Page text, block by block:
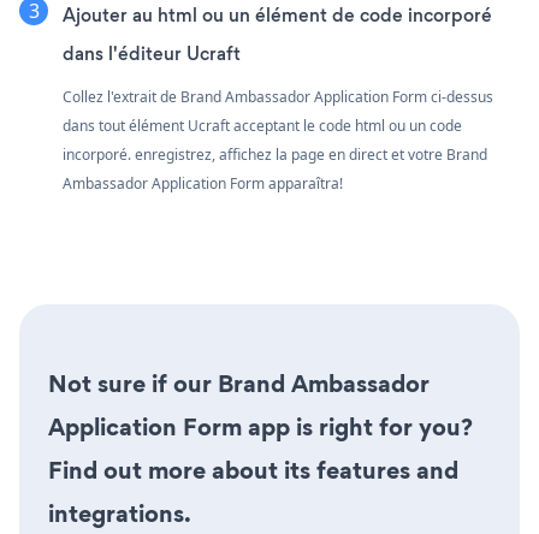
Ajouter au html ou un élément de code incorporé
dans l'éditeur Ucraft
Collez l'extrait de Brand Ambassador Application Form ci-dessus
dans tout élément Ucraft acceptant le code html ou un code
incorporé. enregistrez, affichez la page en direct et votre Brand
Ambassador Application Form apparaîtra!
Not sure if our Brand Ambassador
Application Form app is right for you?
Find out more about its features and
integrations.